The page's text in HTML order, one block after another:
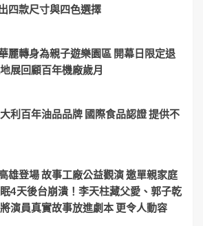
四款尺寸與四色選擇
麗轉身為親子遊樂園區 開幕日限定退
展回顧百年機廠歲月
利百年油品品牌 國際食品認證 提供不
雄登場 故事工廠公益觀演 邀單親家庭
4天後台崩潰！李天柱藏父愛、郭子乾
演員真實故事放進劇本 更令人動容